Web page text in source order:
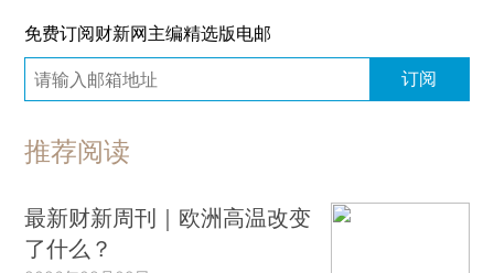
免费订阅财新网主编精选版电邮
订阅
推荐阅读
最新财新周刊｜欧洲高温改变
了什么？